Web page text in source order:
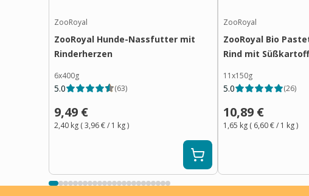
ZooRoyal
ZooRoyal Hunde-Nassfutter mit
Rinderherzen
6x400g
5.0 (63)
9,49 €
2,40 kg (3,96 €/ 1 kg)
ZooRoyal
ZooRoyal Bio
Rind mit
11x150g
5.0 (26)
10,89 €
1,65 kg ( 6,60 €/ 1 kg)